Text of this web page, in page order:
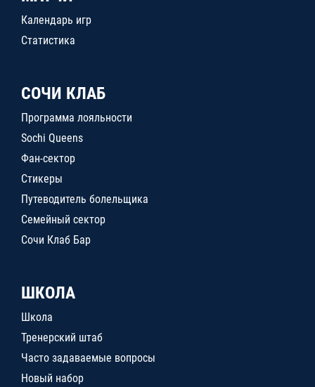
Календарь игр
Статистика
СОЧИ КЛАБ
Программа лояльности
Sochi Queens
Фан-сектор
Стикеры
Путеводитель болельщика
Семейный сектор
Сочи Клаб Бар
ШКОЛА
Школа
Тренерский штаб
Часто задаваемые вопросы
Новый набор